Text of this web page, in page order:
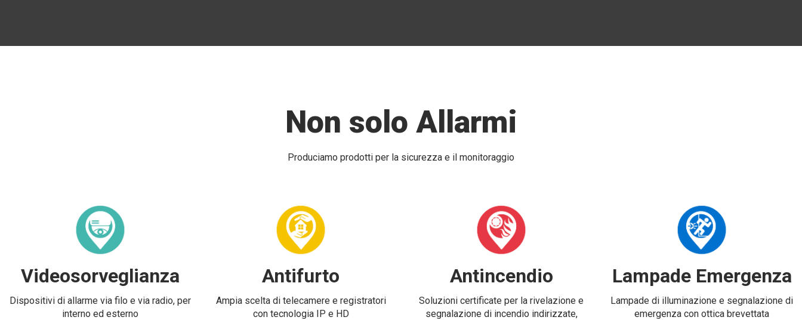
Non solo Allarmi
Produciamo prodotti per la sicurezza e il monitoraggio
Videosorveglianza
Dispositivi di allarme via filo e via radio, per
interno ed esterno
Antifurto
Ampia scelta di telecamere e registratori
con tecnologia IP e HD
Antincendio
Soluzioni certificate per la rivelazione e
segnalazione di incendio indirizzate,
Lampade Emergenza
Lampade di illuminazione e segnalazione di
emergenza con ottica brevettata